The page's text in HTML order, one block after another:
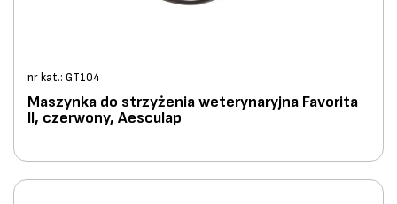
nr kat.: GT104
Maszynka do strzyżenia weterynaryjna Favorita
II, czerwony, Aesculap